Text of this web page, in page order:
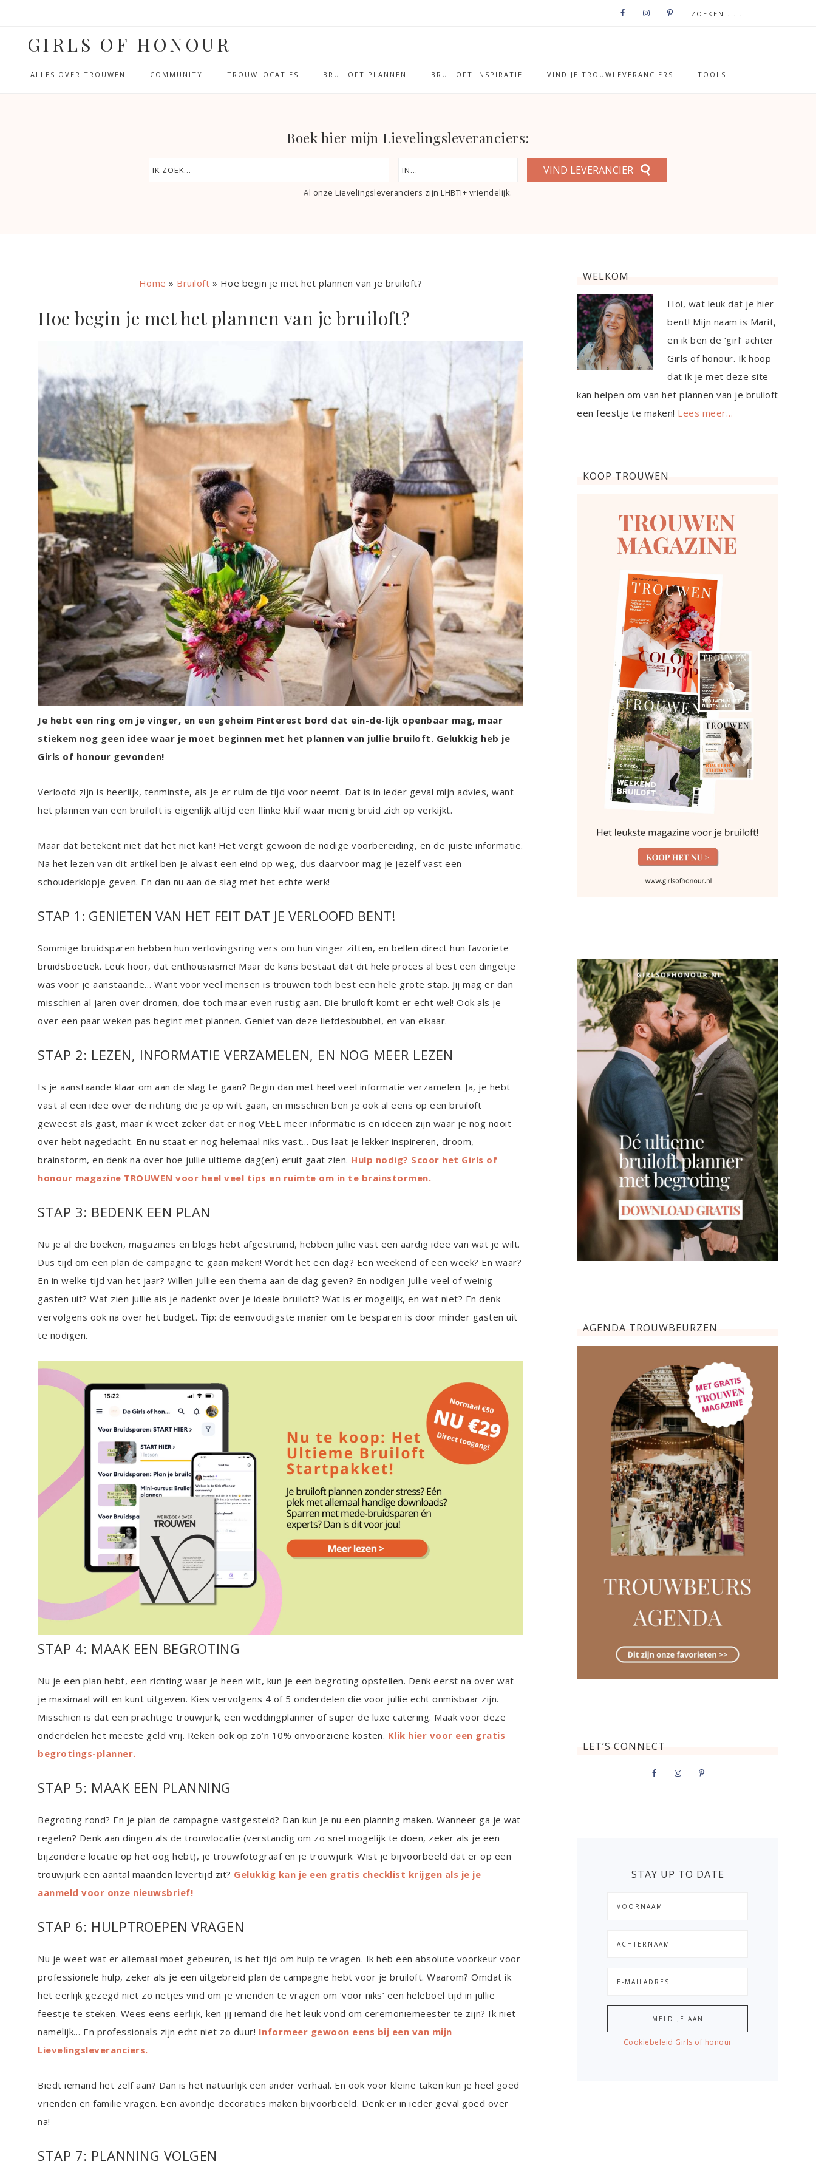
GIRLS OF HONOUR
ALLES OVER TROUWEN COMMUNITY TROUWLOCATIES BRUILOFT PLANNEN BRUILOFT INSPIRATIE VIND JE TROUWLEVERANCIERS TOOLS
Boek hier mijn Lievelingsleveranciers:
VIND LEVERANCIER
Al onze Lievelingsleveranciers zijn LHBTI+ vriendelijk.
Home » Bruiloft » Hoe begin je met het plannen van je bruiloft?
Hoe begin je met het plannen van je bruiloft?
Je hebt een ring om je vinger, en een geheim Pinterest bord dat ein-de-lijk openbaar mag, maar
stiekem nog geen idee waar je moet beginnen met het plannen van jullie bruiloft. Gelukkig heb je
Girls of honour gevonden!
Verloofd zijn is heerlijk, tenminste, als je er ruim de tijd voor neemt. Dat is in ieder geval mijn advies, want
het plannen van een bruiloft is eigenlijk altijd een flinke kluif waar menig bruid zich op verkijkt.
Maar dat betekent niet dat het niet kan! Het vergt gewoon de nodige voorbereiding, en de juiste informatie.
Na het lezen van dit artikel ben je alvast een eind op weg, dus daarvoor mag je jezelf vast een
schouderklopje geven. En dan nu aan de slag met het echte werk!
STAP 1: GENIETEN VAN HET FEIT DAT JE VERLOOFD BENT!
Sommige bruidsparen hebben hun verlovingsring vers om hun vinger zitten, en bellen direct hun favoriete
bruidsboetiek. Leuk hoor, dat enthousiasme! Maar de kans bestaat dat dit hele proces al best een dingetje
was voor je aanstaande… Want voor veel mensen is trouwen toch best een hele grote stap. Jij mag er dan
misschien al jaren over dromen, doe toch maar even rustig aan. Die bruiloft komt er echt wel! Ook als je
over een paar weken pas begint met plannen. Geniet van deze liefdesbubbel, en van elkaar.
STAP 2: LEZEN, INFORMATIE VERZAMELEN, EN NOG MEER LEZEN
Is je aanstaande klaar om aan de slag te gaan? Begin dan met heel veel informatie verzamelen. Ja, je hebt
vast al een idee over de richting die je op wilt gaan, en misschien ben je ook al eens op een bruiloft
geweest als gast, maar ik weet zeker dat er nog VEEL meer informatie is en ideeën zijn waar je nog nooit
over hebt nagedacht. En nu staat er nog helemaal niks vast… Dus laat je lekker inspireren, droom,
brainstorm, en denk na over hoe jullie ultieme dag(en) eruit gaat zien. Hulp nodig? Scoor het Girls of
honour magazine TROUWEN voor heel veel tips en ruimte om in te brainstormen.
STAP 3: BEDENK EEN PLAN
Nu je al die boeken, magazines en blogs hebt afgestruind, hebben jullie vast een aardig idee van wat je wilt.
Dus tijd om een plan de campagne te gaan maken! Wordt het een dag? Een weekend of een week? En waar?
En in welke tijd van het jaar? Willen jullie een thema aan de dag geven? En nodigen jullie veel of weinig
gasten uit? Wat zien jullie als je nadenkt over je ideale bruiloft? Wat is er mogelijk, en wat niet? En denk
vervolgens ook na over het budget. Tip: de eenvoudigste manier om te besparen is door minder gasten uit
te nodigen.
STAP 4: MAAK EEN BEGROTING
Nu je een plan hebt, een richting waar je heen wilt, kun je een begroting opstellen. Denk eerst na over wat
je maximaal wilt en kunt uitgeven. Kies vervolgens 4 of 5 onderdelen die voor jullie echt onmisbaar zijn.
Misschien is dat een prachtige trouwjurk, een weddingplanner of super de luxe catering. Maak voor deze
onderdelen het meeste geld vrij. Reken ook op zo’n 10% onvoorziene kosten. Klik hier voor een gratis
begrotings-planner.
STAP 5: MAAK EEN PLANNING
Begroting rond? En je plan de campagne vastgesteld? Dan kun je nu een planning maken. Wanneer ga je wat
regelen? Denk aan dingen als de trouwlocatie (verstandig om zo snel mogelijk te doen, zeker als je een
bijzondere locatie op het oog hebt), je trouwfotograaf en je trouwjurk. Wist je bijvoorbeeld dat er op een
trouwjurk een aantal maanden levertijd zit? Gelukkig kan je een gratis checklist krijgen als je je
aanmeld voor onze nieuwsbrief!
STAP 6: HULPTROEPEN VRAGEN
Nu je weet wat er allemaal moet gebeuren, is het tijd om hulp te vragen. Ik heb een absolute voorkeur voor
professionele hulp, zeker als je een uitgebreid plan de campagne hebt voor je bruiloft. Waarom? Omdat ik
het eerlijk gezegd niet zo netjes vind om je vrienden te vragen om ‘voor niks’ een heleboel tijd in jullie
feestje te steken. Wees eens eerlijk, ken jij iemand die het leuk vond om ceremoniemeester te zijn? Ik niet
namelijk… En professionals zijn echt niet zo duur! Informeer gewoon eens bij een van mijn
Lievelingsleveranciers.
Biedt iemand het zelf aan? Dan is het natuurlijk een ander verhaal. En ook voor kleine taken kun je heel goed
vrienden en familie vragen. Een avondje decoraties maken bijvoorbeeld. Denk er in ieder geval goed over
na!
STAP 7: PLANNING VOLGEN
WELKOM
Hoi, wat leuk dat je hier
bent! Mijn naam is Marit,
en ik ben de ‘girl’ achter
Girls of honour. Ik hoop
dat ik je met deze site
kan helpen om van het plannen van je bruiloft
een feestje te maken! Lees meer…
KOOP TROUWEN
AGENDA TROUWBEURZEN
LET’S CONNECT
STAY UP TO DATE
Cookiebeleid Girls of honour